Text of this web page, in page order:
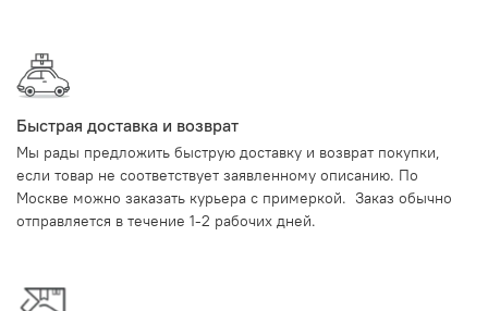
Быстрая доставка и возврат
Мы рады предложить быструю доставку и возврат покупки,
если товар не соответствует заявленному описанию. По
Москве можно заказать курьера с примеркой. Заказ обычно
отправляется в течение 1-2 рабочих дней.